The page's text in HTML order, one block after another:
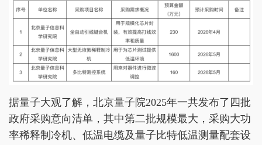
据量子大观了解，北京量子院2025年一共发布了四批
政府采购意向清单，其中第二批规模最大，采购大功
率稀释制冷机、低温电缆及量子比特低温测量配套设